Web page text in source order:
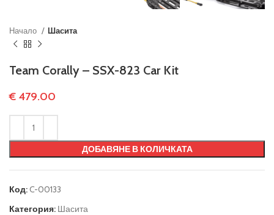
Начало Шасита
Team Corally – SSX-823 Car Kit
€ 479.00
ДОБАВЯНЕ В КОЛИЧКАТА
Код:C-00133
Категория: Шасита